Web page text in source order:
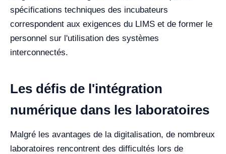
spécifications techniques des incubateurs
correspondent aux exigences du LIMS et de former le
personnel sur l'utilisation des systèmes
interconnectés.
Les défis de l'intégration
numérique dans les laboratoires
Malgré les avantages de la digitalisation, de nombreux
laboratoires rencontrent des difficultés lors de